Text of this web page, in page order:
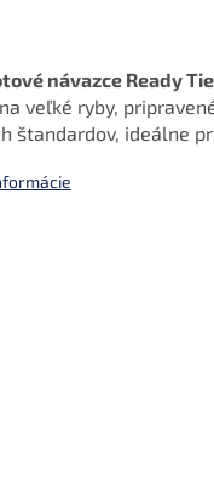
návazce Ready
veľké ryby,
štandardov, ideálne